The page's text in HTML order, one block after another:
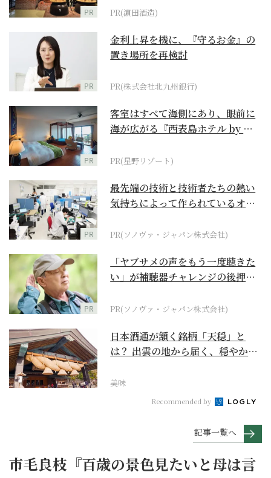
PR PR(濵田酒造)
PR
金利上昇を機に、『守るお金』の
置き場所を再検討
PR(株式会社北九州銀行)
PR
客室はすべて海側にあり、眼前に
海が広がる『西表島ホテル by 星
PR(星野リゾート)
PR
最先端の技術と技術者たちの熱い
気持ちによって作られているオー
PR(ソノヴァ・ジャパン株式会社)
PR
「ヤブサメの声をもう一度聴きた
い」が補聴器チャレンジの後押し
PR(ソノヴァ・ジャパン株式会社)
日本酒通が頷く銘柄「天穏」と
は？ 出雲の地から届く、穏やかで
美味
Recommended by
記事一覧へ
市毛良枝『百歳の景色見たいと母は言